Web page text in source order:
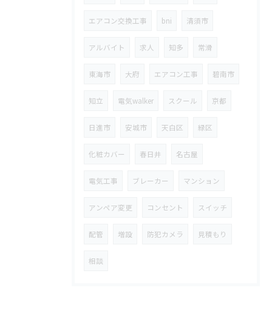
エアコン交換工事 bni 清須市
アルバイト 求人 知多 常滑
東海市 大府 エアコン工事 碧南市
知立 電気walker スクール 京都
日進市 安城市 天白区 緑区
化粧カバー 春日井 名古屋
電気工事 ブレーカー マンション
アンペア変更 コンセント スイッチ
配管 増設 防犯カメラ 見積もり
相談